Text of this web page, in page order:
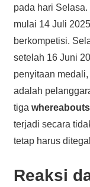
pada hari
mulai 14 Juli
berkompetisi.
setelah 16 Juni
penyitaan
adalah
tiga
terjadi secara
tetap harus
Reaksi